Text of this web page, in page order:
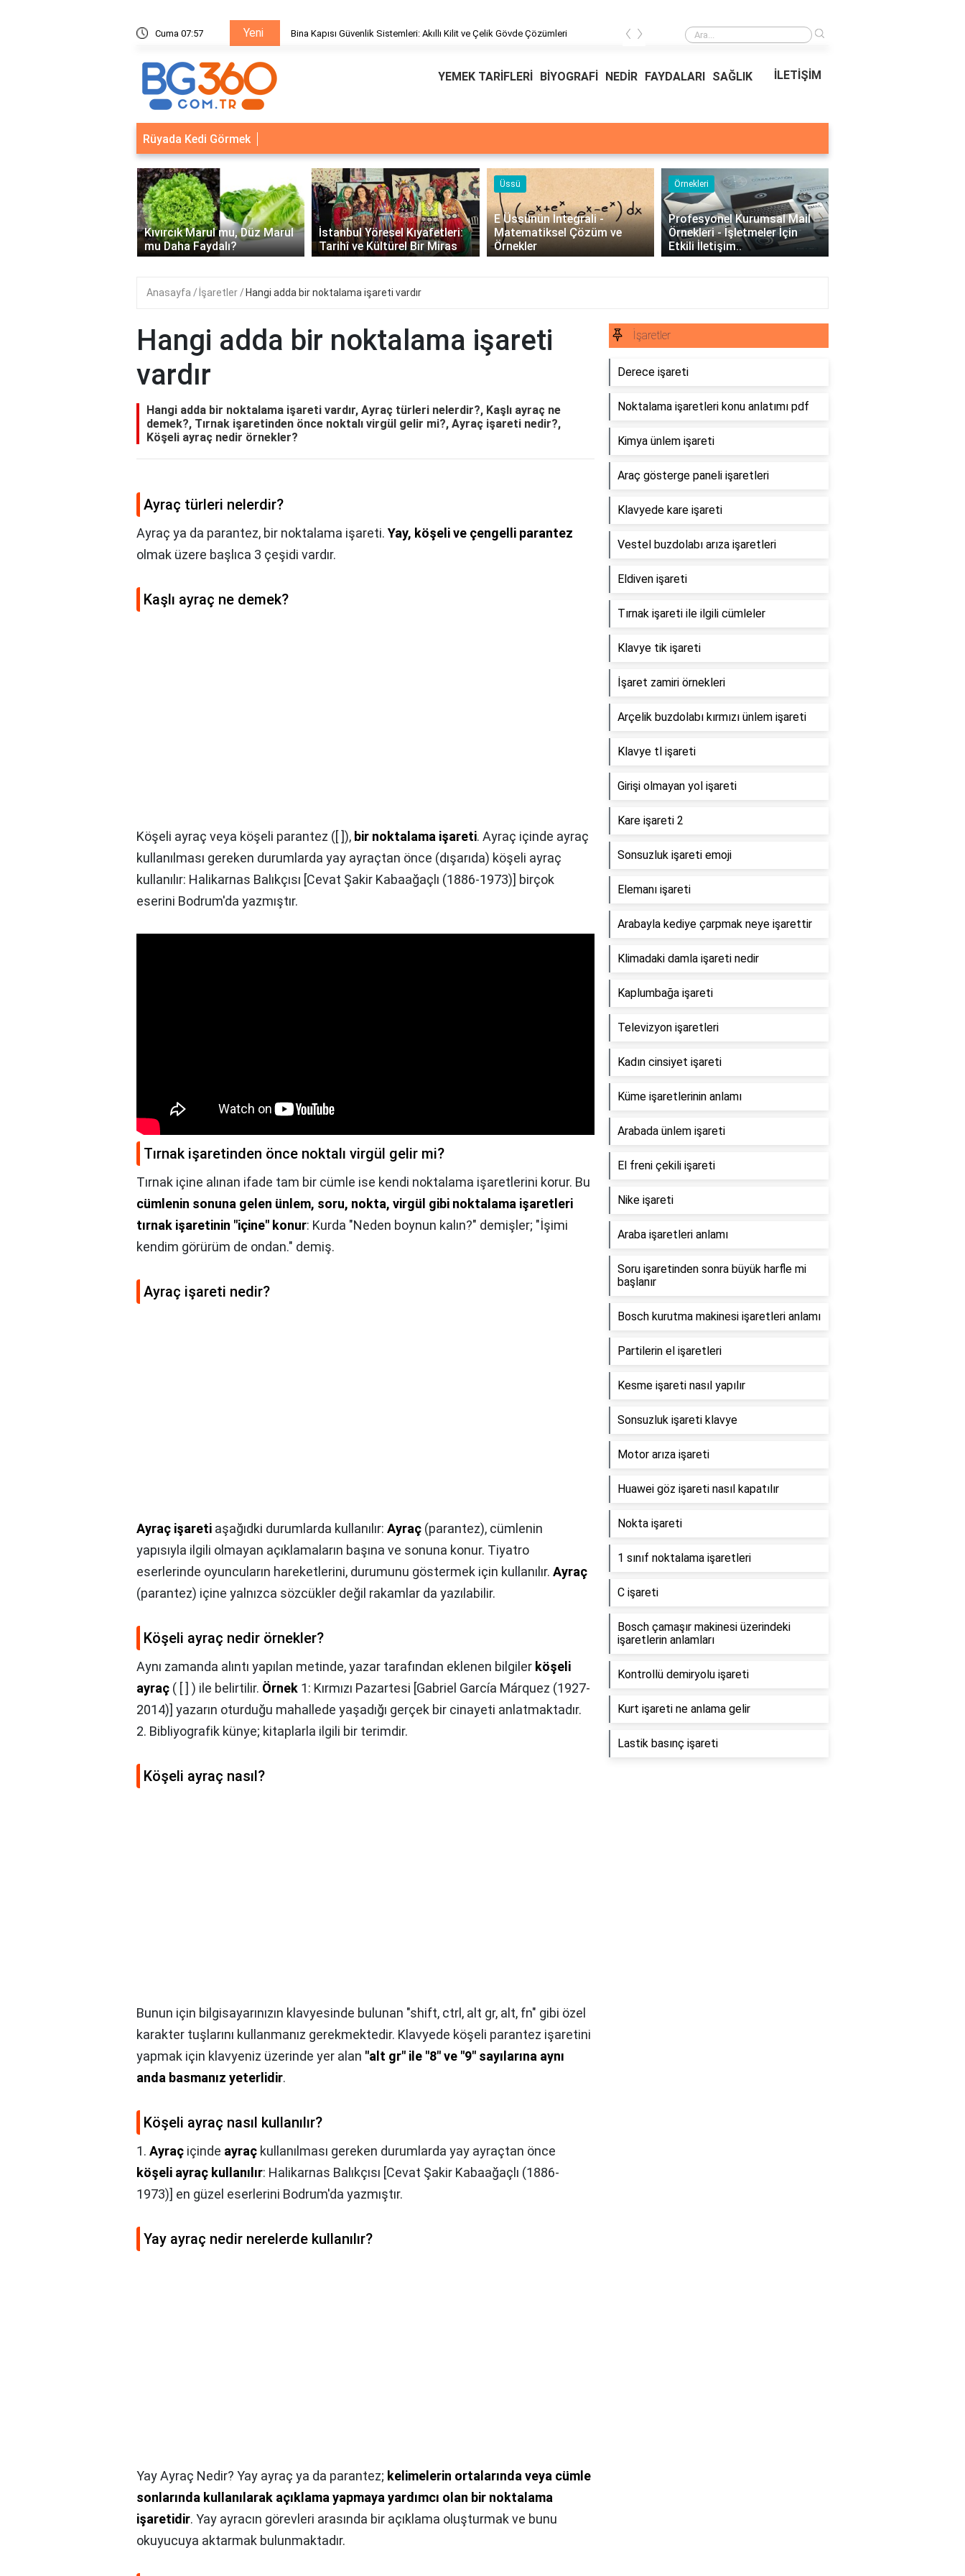
Cuma 07:57 Yeni
Sistemleri: Akıllı Kilit ve Çelik Gövde Çözümleri Ödeal Müşteri Hizmetleri Ödeal Müşteri Hizmetleri
‹ ›
YEMEK TARİFLERİ BİYOGRAFİ NEDİR FAYDALARI SAĞLIK İLETİŞİM
Rüyada Kedi Görmek
Kıvırcık Marul mu, Düz Marul
mu Daha Faydalı?
İstanbul Yöresel Kıyafetleri:
Tarihî ve Kültürel Bir Miras
Üssü
E Üssünün İntegrali -
Matematiksel Çözüm ve
Örnekler
Örnekleri
Profesyonel Kurumsal Mail
Örnekleri - İşletmeler İçin
Etkili İletişim..
‹ ›
Anasayfa İşaretler Hangi adda bir noktalama işareti vardır
Hangi adda bir noktalama işareti
vardır
Hangi adda bir noktalama işareti vardır, Ayraç türleri nelerdir?, Kaşlı ayraç ne
demek?, Tırnak işaretinden önce noktalı virgül gelir mi?, Ayraç işareti nedir?,
Köşeli ayraç nedir örnekler?
Ayraç türleri nelerdir?
Ayraç ya da parantez, bir noktalama işareti. Yay, köşeli ve çengelli parantez
olmak üzere başlıca 3 çeşidi vardır.
Kaşlı ayraç ne demek?
Köşeli ayraç veya köşeli parantez ([ ]), bir noktalama işareti. Ayraç içinde ayraç
kullanılması gereken durumlarda yay ayraçtan önce (dışarıda) köşeli ayraç
kullanılır: Halikarnas Balıkçısı [Cevat Şakir Kabaağaçlı (1886-1973)] birçok
eserini Bodrum'da yazmıştır.
Tırnak işaretinden önce noktalı virgül gelir mi?
Tırnak içine alınan ifade tam bir cümle ise kendi noktalama işaretlerini korur. Bu
cümlenin sonuna gelen ünlem, soru, nokta, virgül gibi noktalama işaretleri
tırnak işaretinin "içine" konur: Kurda "Neden boynun kalın?" demişler; "İşimi
kendim görürüm de ondan." demiş.
Ayraç işareti nedir?
Ayraç işareti aşağıdki durumlarda kullanılır: Ayraç (parantez), cümlenin
yapısıyla ilgili olmayan açıklamaların başına ve sonuna konur. Tiyatro
eserlerinde oyuncuların hareketlerini, durumunu göstermek için kullanılır. Ayraç
(parantez) içine yalnızca sözcükler değil rakamlar da yazılabilir.
Köşeli ayraç nedir örnekler?
Aynı zamanda alıntı yapılan metinde, yazar tarafından eklenen bilgiler köşeli
ayraç ( [ ] ) ile belirtilir. Örnek 1: Kırmızı Pazartesi [Gabriel García Márquez (1927-
2014)] yazarın oturduğu mahallede yaşadığı gerçek bir cinayeti anlatmaktadır.
2. Bibliyografik künye; kitaplarla ilgili bir terimdir.
Köşeli ayraç nasıl?
Bunun için bilgisayarınızın klavyesinde bulunan "shift, ctrl, alt gr, alt, fn" gibi özel
karakter tuşlarını kullanmanız gerekmektedir. Klavyede köşeli parantez işaretini
yapmak için klavyeniz üzerinde yer alan "alt gr" ile "8" ve "9" sayılarına aynı
anda basmanız yeterlidir.
Köşeli ayraç nasıl kullanılır?
1. Ayraç içinde ayraç kullanılması gereken durumlarda yay ayraçtan önce
köşeli ayraç kullanılır: Halikarnas Balıkçısı [Cevat Şakir Kabaağaçlı (1886-
1973)] en güzel eserlerini Bodrum'da yazmıştır.
Yay ayraç nedir nerelerde kullanılır?
Yay Ayraç Nedir? Yay ayraç ya da parantez; kelimelerin ortalarında veya cümle
sonlarında kullanılarak açıklama yapmaya yardımcı olan bir noktalama
işaretidir. Yay ayracın görevleri arasında bir açıklama oluşturmak ve bunu
okuyucuya aktarmak bulunmaktadır.
İşaretler
Derece işareti
Noktalama işaretleri konu anlatımı pdf
Kimya ünlem işareti
Araç gösterge paneli işaretleri
Klavyede kare işareti
Vestel buzdolabı arıza işaretleri
Eldiven işareti
Tırnak işareti ile ilgili cümleler
Klavye tik işareti
İşaret zamiri örnekleri
Arçelik buzdolabı kırmızı ünlem işareti
Klavye tl işareti
Girişi olmayan yol işareti
Kare işareti 2
Sonsuzluk işareti emoji
Elemanı işareti
Arabayla kediye çarpmak neye işarettir
Klimadaki damla işareti nedir
Kaplumbağa işareti
Televizyon işaretleri
Kadın cinsiyet işareti
Küme işaretlerinin anlamı
Arabada ünlem işareti
El freni çekili işareti
Nike işareti
Araba işaretleri anlamı
Soru işaretinden sonra büyük harfle mi
başlanır
Bosch kurutma makinesi işaretleri anlamı
Partilerin el işaretleri
Kesme işareti nasıl yapılır
Sonsuzluk işareti klavye
Motor arıza işareti
Huawei göz işareti nasıl kapatılır
Nokta işareti
1 sınıf noktalama işaretleri
C işareti
Bosch çamaşır makinesi üzerindeki
işaretlerin anlamları
Kontrollü demiryolu işareti
Kurt işareti ne anlama gelir
Lastik basınç işareti